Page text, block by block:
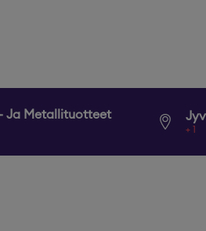
Ja Metallituotteet
+ 1